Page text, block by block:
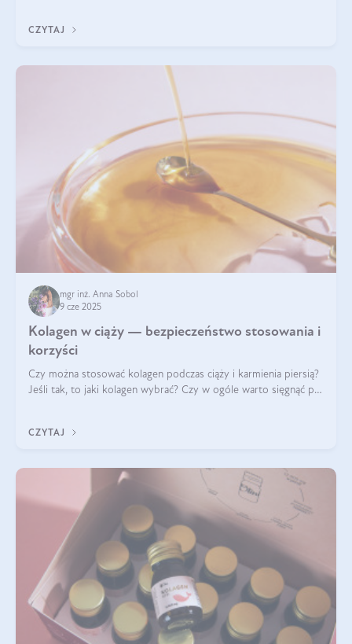
CZYTAJ
mgr inż. Anna Sobol
9 cze 2025
Kolagen w ciąży — bezpieczeństwo stosowania i
korzyści
Czy można stosować kolagen podczas ciąży i karmienia piersią?
Jeśli tak, to jaki kolagen wybrać? Czy w ogóle warto sięgnąć po
CZYTAJ